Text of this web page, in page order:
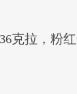
克拉，粉